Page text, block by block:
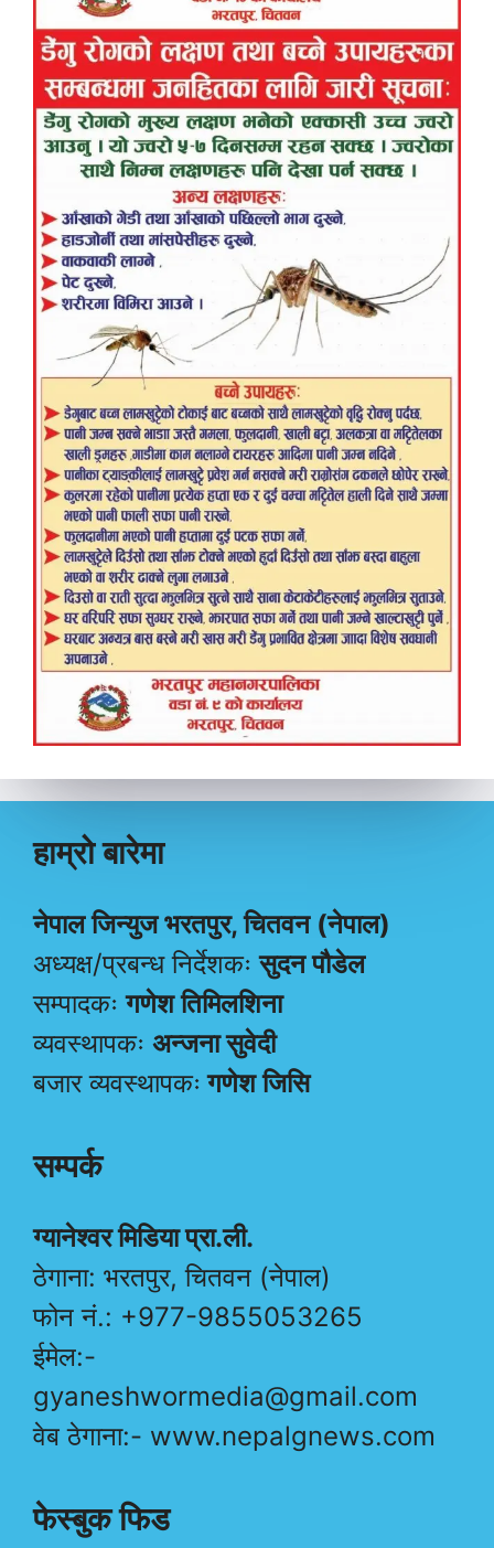
हाम्रो बारेमा
नेपाल जिन्युज भरतपुर, चितवन (नेपाल)
अध्यक्ष/प्रबन्ध निर्देशकःसुदन पौडेल
सम्पादकःगणेश तिमिलशिना
व्यवस्थापकः अन्जना सुवेदी
बजार व्यवस्थापकः गणेश जिसि
सम्पर्क
ग्यानेश्वर मिडिया प्रा.ली.
ठेगाना: भरतपुर, चितवन (नेपाल)
फोन नं.: +977-9855053265
ईमेल:-
gyaneshwormedia@gmail.com
वेब ठेगाना:- www.nepalgnews.com
फेस्बुक फिड